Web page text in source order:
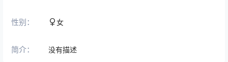
性别： 女
简介： 没有描述